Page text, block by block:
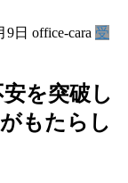
9日 office-cara 受
安を突破し
もたらし